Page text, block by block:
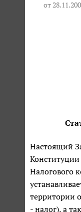
от
Настоящий
Налогового
территории
- налог), а